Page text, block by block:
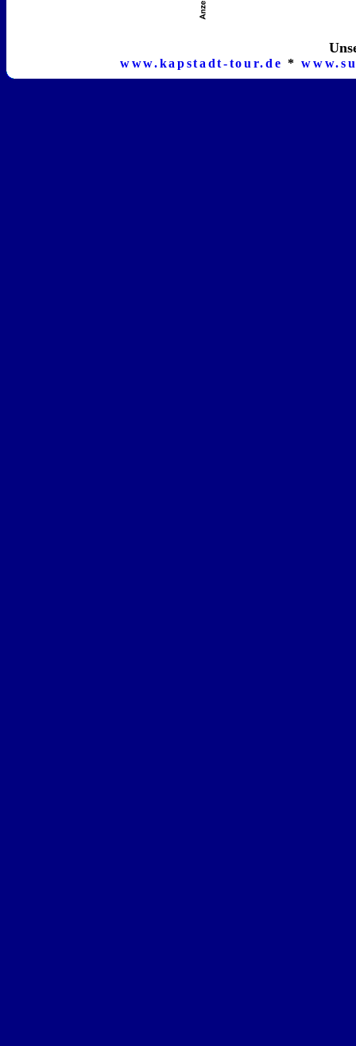
www.kapstadt-tour.de *